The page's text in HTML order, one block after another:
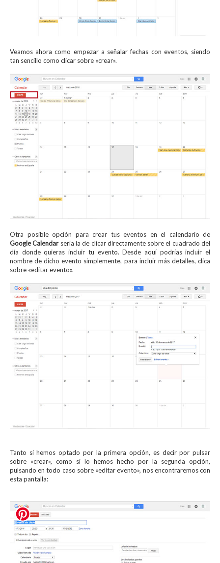
Veamos ahora como empezar a señalar fechas con eventos, siendo
tan sencillo como clicar sobre «crear».
Otra posible opción para crear tus eventos en el calendario de
Google Calendarsería la de clicar directamente sobre el cuadrado del
día donde quieras incluir tu evento. Desde aquí podrías incluir el
nombre de dicho evento simplemente, para incluir más detalles, clica
sobre «editar evento».
Tanto si hemos optado por la primera opción, es decir por pulsar
sobre «crear», como si lo hemos hecho por la segunda opción,
pulsando en todo caso sobre «editar evento», nos encontraremos con
esta pantalla: